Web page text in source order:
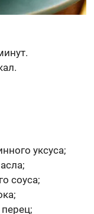
уксуса;
соуса;